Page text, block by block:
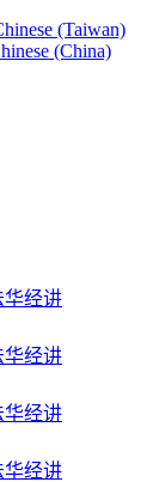
华经讲
华经讲
华经讲
华经讲